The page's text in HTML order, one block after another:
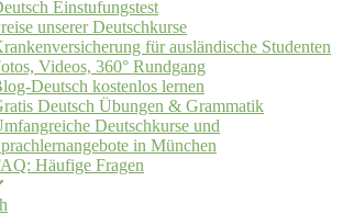
Einstufungstest
unserer Deutschkurse
für ausländische Studenten
Videos, 360° Rundgang
Deutsch kostenlos lernen
Deutsch Übungen & Grammatik
Deutschkurse und
in München
Häufige Fragen